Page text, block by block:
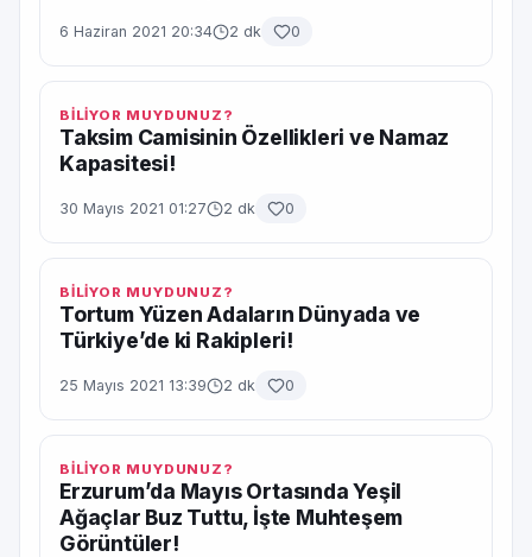
6 Haziran 2021 20:34 2 dk 0
BİLİYOR MUYDUNUZ?
Taksim Camisinin Özellikleri ve Namaz
Kapasitesi!
30 Mayıs 2021 01:27 2 dk 0
BİLİYOR MUYDUNUZ?
Tortum Yüzen Adaların Dünyada ve
Türkiye’de ki Rakipleri!
25 Mayıs 2021 13:39 2 dk 0
BİLİYOR MUYDUNUZ?
Erzurum’da Mayıs Ortasında Yeşil
Ağaçlar Buz Tuttu, İşte Muhteşem
Görüntüler!